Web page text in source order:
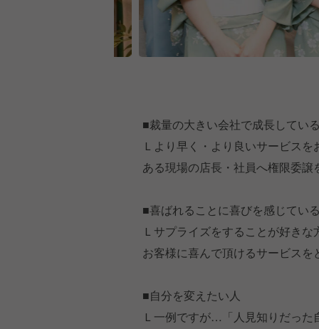
■裁量の大きい会社で成長してい
Ｌより早く・より良いサービス
ある現場の店長・社員へ権限委譲
■喜ばれることに喜びを感じてい
Ｌサプライズをすることが好き
お客様に喜んで頂けるサービス
■自分を変えたい人
Ｌ一例ですが…「人見知りだっ